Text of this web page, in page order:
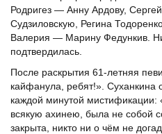
Родригез — Анну Ардову,
Судзиловскую, Регина
Валерия — Марину Федункив.
подтвердилась.
После раскрытия 61-летняя
кайфанула, ребят!». Суханкина
каждой минутой мистификации:
всякую ахинею, была не собой
закрыта, никто ни о чём не